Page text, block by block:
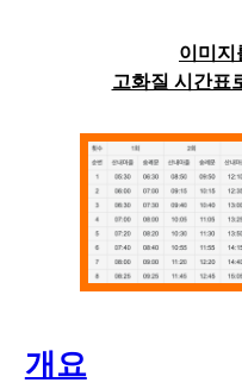
이미지
고화질 시간표
개요